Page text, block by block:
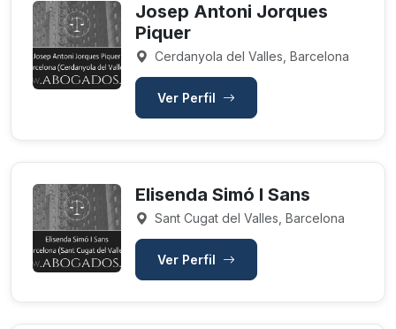
Josep Antoni Jorques
Piquer
Cerdanyola del Valles, Barcelona
Ver Perfil
Elisenda Simó I Sans
Sant Cugat del Valles, Barcelona
Ver Perfil